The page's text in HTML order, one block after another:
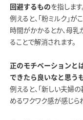
回避するものを指します
例えると、「粉ミルク」
時間がかかるとか、母乳
ることで解消されます。
正のモチベーションと
できたら良いなと思う
例えると、「新しい夫婦
めるワクワク感が感じら